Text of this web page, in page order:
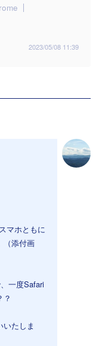
2023/05/08 11:39
マホともに
（添付画
一度Safari
？
たしま